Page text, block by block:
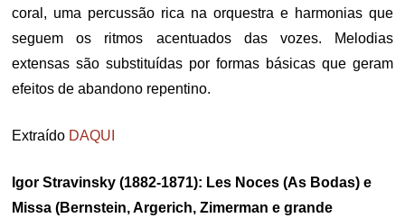
coral, uma percussão rica na orquestra e harmonias que
seguem os ritmos acentuados das vozes. Melodias
extensas são substituídas por formas básicas que geram
efeitos de abandono repentino.
Extraído DAQUI
Igor Stravinsky (1882-1871): Les Noces (As Bodas) e
Missa (Bernstein, Argerich, Zimerman e grande